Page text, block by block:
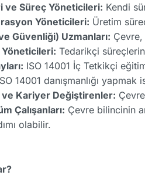
ve Süreç Yöneticileri: Kendi
Yöneticileri: Üretim
ve Güvenliği) Uzmanları: Çevre,
Tedarikçi
ISO 14001 İç Tetkikçi
14001 danışmanlığı
ve Kariyer Değiştirenler:
Çalışanları: Çevre bilincinin
olabilir.